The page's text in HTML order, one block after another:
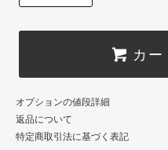
カ
オプションの値段詳細
返品について
特定商取引法に基づく表記